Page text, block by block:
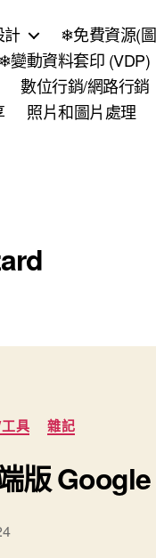
計
❄免費資源(
❄變動資料套印 (VDP)
數位行銷/網路行銷
照片和圖片處理
具 雜記
版